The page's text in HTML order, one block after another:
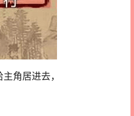
角居进去，